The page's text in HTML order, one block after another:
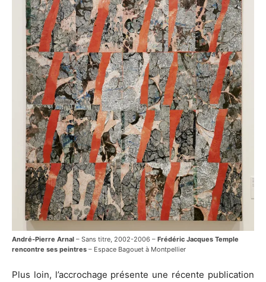
André-Pierre Arnal – Sans titre, 2002-2006 – Frédéric Jacques Temple
rencontre ses peintres – Espace Bagouet à Montpellier
Plus loin, l’accrochage présente une récente publication